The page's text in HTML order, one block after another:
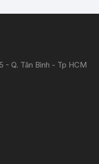
- Q. Tân Bình - Tp HCM